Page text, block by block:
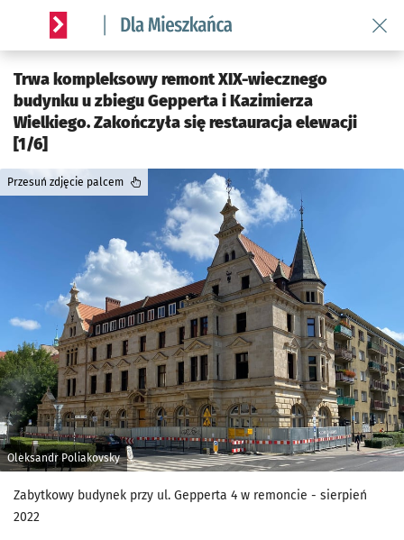
Serwis informacyjny wroclaw.pl podserwis: Dla mieszkańca
Trwa kompleksowy remont XIX-wiecznego
budynku u zbiegu Gepperta i Kazimierza
Wielkiego. Zakończyła się restauracja elewacji
[1/6]
Oleksandr Poliakovsky
Przesuń zdjęcie palcem
Zabytkowy budynek przy ul. Gepperta 4 w remoncie - sierpień
2022